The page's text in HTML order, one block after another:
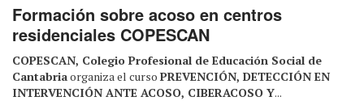
Formación sobre acoso en centros
residenciales COPESCAN
COPESCAN, Colegio Profesional de Educación Social de
Cantabriaorganiza el curso PREVENCIÓN, DETECCIÓN EN
INTERVENCIÓN ANTE ACOSO, CIBERACOSO Y...